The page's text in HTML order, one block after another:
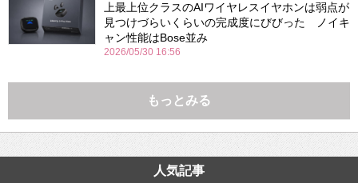
上最上位クラスのAIワイヤレスイヤホンは弱点が
見つけづらいくらいの完成度にびびった ノイキ
ャン性能はBose並み
2026/05/30 16:56
もっとみる
人気記事